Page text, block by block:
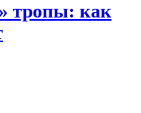
тропы: как